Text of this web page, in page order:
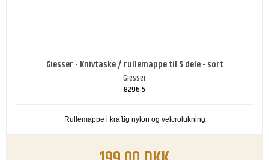
Giesser - Knivtaske / rullemappe til 5 dele - sort
Giesser
8296 5
Rullemappe i kraftig nylon og velcrolukning